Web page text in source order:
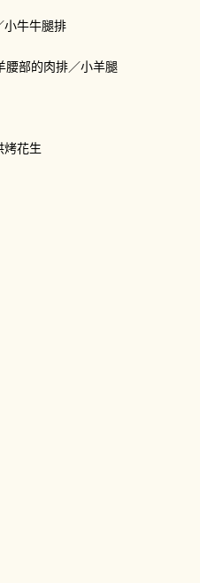
小牛牛腿排
腰部的肉排／小羊腿
烤花生